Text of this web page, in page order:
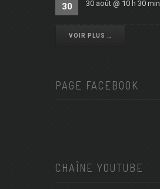
30 30 août @ 10 h 30 min
VOIR PLUS …
PAGE FACEBOOK
CHAÎNE YOUTUBE